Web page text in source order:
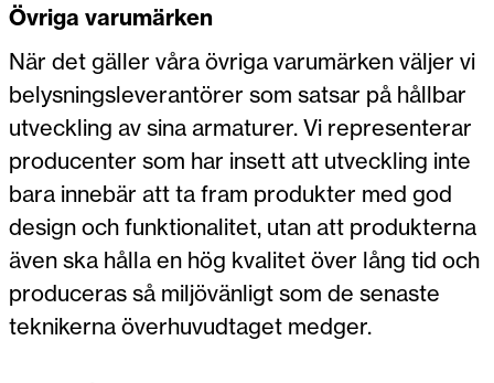
Övriga varumärken
När det gäller våra övriga varumärken väljer vi
belysningsleverantörer som satsar på hållbar
utveckling av sina armaturer. Vi representerar
producenter som har insett att utveckling inte
bara innebär att ta fram produkter med god
design och funktionalitet, utan att produkterna
även ska hålla en hög kvalitet över lång tid och
produceras så miljövänligt som de senaste
teknikerna överhuvudtaget medger.